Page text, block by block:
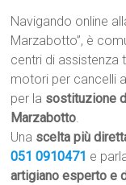
Navigando online
Marzabotto”, è
centri di assistenza
motori per cancelli
per la sostituzione
Marzabotto.
Una scelta più
051 0910471 e
artigiano esperto e